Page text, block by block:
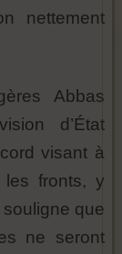
nettement
Abbas
d’État
visant à
fronts, y
souligne que
ne seront